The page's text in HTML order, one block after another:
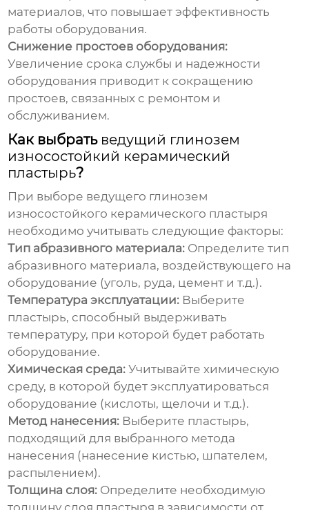
материалов, что повышает эффективность
работы оборудования.
Снижение простоев оборудования:
Увеличение срока службы и надежности
оборудования приводит к сокращению
простоев, связанных с ремонтом и
обслуживанием.
Как выбрать ведущий глинозем
износостойкий керамический
пластырь?
При выборе ведущего глинозем
износостойкого керамического пластыря
необходимо учитывать следующие факторы:
Тип абразивного материала: Определите тип
абразивного материала, воздействующего на
оборудование (уголь, руда, цемент и т.д.).
Температура эксплуатации: Выберите
пластырь, способный выдерживать
температуру, при которой будет работать
оборудование.
Химическая среда: Учитывайте химическую
среду, в которой будет эксплуатироваться
оборудование (кислоты, щелочи и т.д.).
Метод нанесения: Выберите пластырь,
подходящий для выбранного метода
нанесения (нанесение кистью, шпателем,
распылением).
Толщина слоя: Определите необходимую